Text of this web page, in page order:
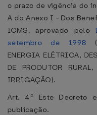
o prazo de vigência do
A do Anexo I - Dos
ICMS, aprovado pelo
setembro de 1998
ENERGIA ELÉTRICA,
DE PRODUTOR
IRRIGAÇÃO).
Art. 4º Este Decreto
publicação.